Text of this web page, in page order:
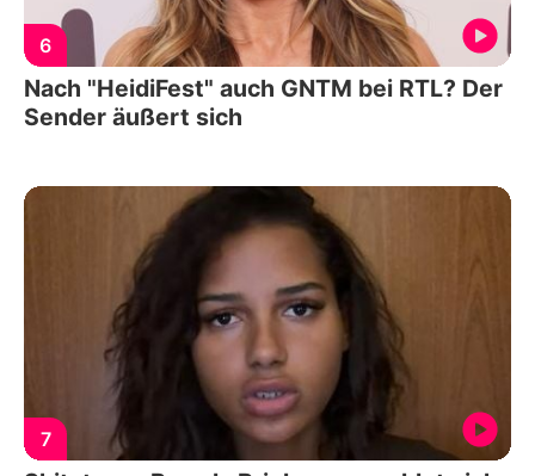
6
Nach "HeidiFest" auch GNTM bei RTL? Der
Sender äußert sich
7